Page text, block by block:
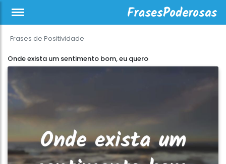
Frases de Positividade
Onde exista um sentimento bom, eu quero